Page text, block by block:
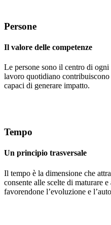
Persone
Il valore delle competenze
Le persone sono il centro di
lavoro quotidiano
capaci di generare impatto.
Tempo
Un principio trasversale
Il tempo è la dimensione che
consente alle scelte di maturare
favorendone l’evoluzione e